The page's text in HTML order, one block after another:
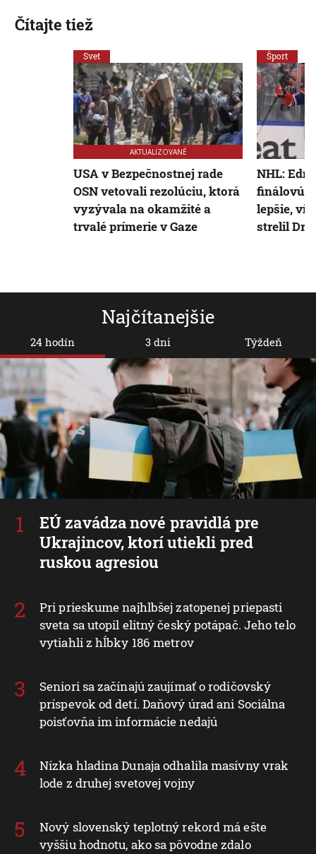
Najčítanejšie
24 hodín
EÚ zavádza nové pravidlá pre
Ukrajincov, ktorí utiekli pred
ruskou agresiou
Pri prieskume najhlbšej zatopenej priepasti
sveta sa utopil elitný český potápač. Jeho telo
vytiahli z hĺbky 186 metrov
Seniori sa začínajú zaujímať o rodičovský
príspevok od detí. Daňový úrad ani Sociálna
poisťovňa im informácie nedajú
Nízka hladina Dunaja odhalila masívny vrak
lode z druhej svetovej vojny
Nový slovenský teplotný rekord má ešte
vyššiu hodnotu, ako sa pôvodne zdalo
3 dni Týždeň
Čítajte tiež
Svet
AKTUALIZOVANÉ
USA v Bezpečnostnej rade
OSN vetovali rezolúciu, ktorá
vyzývala na okamžité a
trvalé prímerie v Gaze
Šport
NHL:
finálovú
lepšie,
strelil